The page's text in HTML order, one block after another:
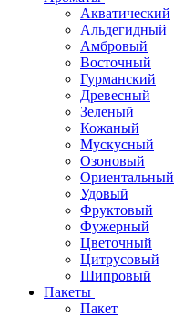
Акватический
Альдегидный
Амбровый
Восточный
Гурманский
Древесный
Зеленый
Кожаный
Мускусный
Озоновый
Ориентальный
Удовый
Фруктовый
Фужерный
Цветочный
Цитрусовый
Шипровый
Пакеты
Пакет